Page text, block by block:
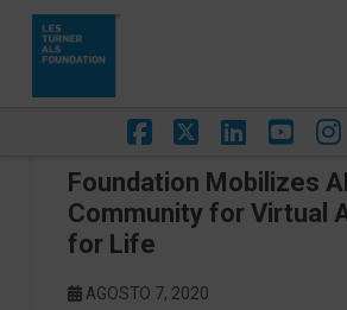
Foundation Mobilizes
Community for Virtual
for Life
AGOSTO 7, 2020